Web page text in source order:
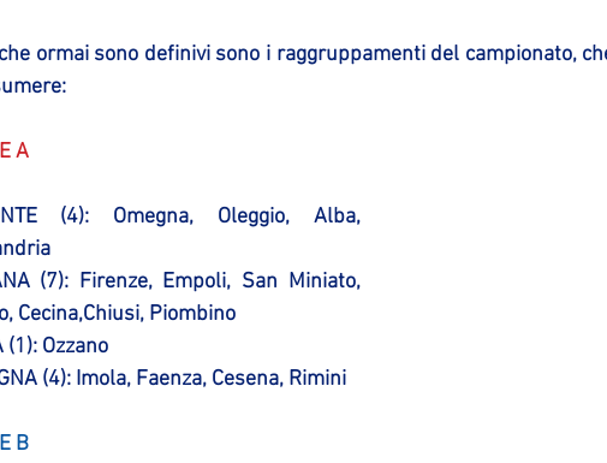
ormai sono definivi sono i raggruppamenti del campionato,
A
(4): Omegna, Oleggio, Alba,
(7): Firenze, Empoli, San Miniato,
Cecina,Chiusi, Piombino
(1): Ozzano
(4): Imola, Faenza, Cesena, Rimini
B